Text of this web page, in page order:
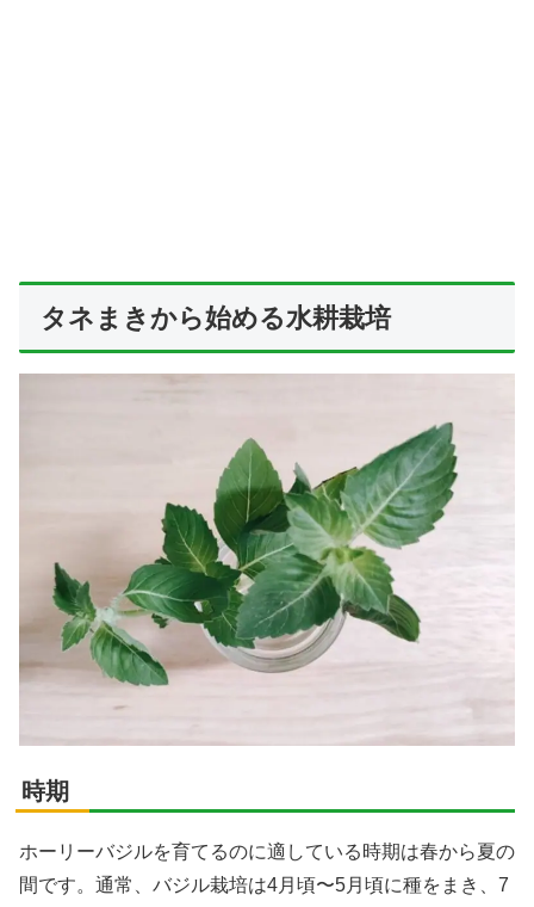
タネまきから始める水耕栽培
時期
ホーリーバジルを育てるのに適している時期は春から夏の
間です。通常、バジル栽培は4月頃〜5月頃に種をまき、7